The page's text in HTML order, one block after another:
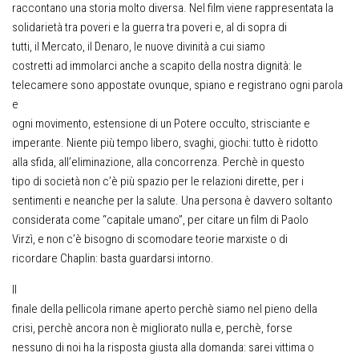
raccontano una storia molto diversa. Nel film viene rappresentata la
solidarietà tra poveri e la guerra tra poveri e, al di sopra di
tutti, il Mercato, il Denaro, le nuove divinità a cui siamo
costretti ad immolarci anche a scapito della nostra dignità: le
telecamere sono appostate ovunque, spiano e registrano ogni parola
e
ogni movimento, estensione di un Potere occulto, strisciante e
imperante. Niente più tempo libero, svaghi, giochi: tutto è ridotto
alla sfida, all’eliminazione, alla concorrenza. Perchè in questo
tipo di società non c’è più spazio per le relazioni dirette, per i
sentimenti e neanche per la salute. Una persona è davvero soltanto
considerata come “capitale umano”, per citare un film di Paolo
Virzì, e non c’è bisogno di scomodare teorie marxiste o di
ricordare Chaplin: basta guardarsi intorno.
finale della pellicola rimane aperto perchè siamo nel pieno della
crisi, perchè ancora non è migliorato nulla e, perchè, forse
nessuno di noi ha la risposta giusta alla domanda: sarei vittima o